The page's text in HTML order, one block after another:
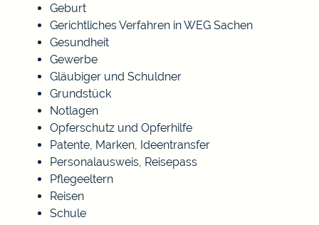
Geburt
Gerichtliches Verfahren in WEG Sachen
Gesundheit
Gewerbe
Gläubiger und Schuldner
Grundstück
Notlagen
Opferschutz und Opferhilfe
Patente, Marken, Ideentransfer
Personalausweis, Reisepass
Pflegeeltern
Reisen
Schule